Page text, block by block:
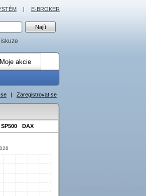
Moje akcie
se | Zaregistrovat se
SP500 DAX
| E-BROKER